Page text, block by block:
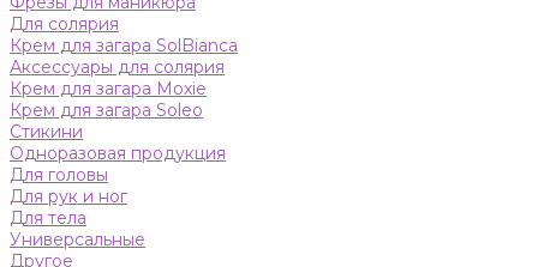
Для солярия
Крем для загара SolBianca
Аксессуары для солярия
Крем для загара Moxie
Крем для загара Soleo
Стикини
Одноразовая продукция
Для головы
Для рук и ног
Для тела
Универсальные
Другое